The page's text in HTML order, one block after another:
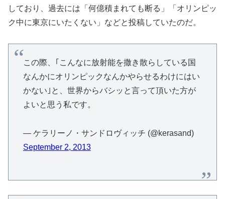
しており、過去には「何億積まれても断る」「オリンピッ
ク中に東京にいたくない」などと投稿していたのだ。
この際、｢こんなに放射能を撒き散らしている国
なんかにオリンピックなんかやらせるわけにはい
かない｣と、世界からバシッと言って頂いた方が
よいと思う私です。
— ケラリーノ・サンドロヴィッチ (@kerasand)
September 2, 2013